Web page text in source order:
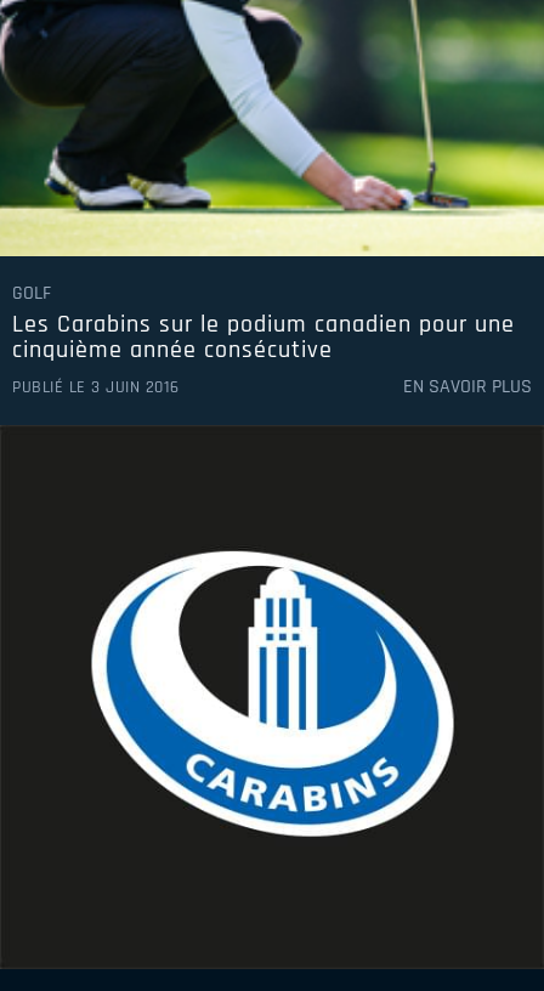
2019-2020
2017-2018
2016-2017
2015-2016
2013-2014
2012-2013
2011-2012
2007-2008
2006-2007
2005-2006
GOLF
Les Carabins sur le podium canadien pour une
cinquième année consécutive
PUBLIÉ LE 3 JUIN 2016 EN SAVOIR PLUS